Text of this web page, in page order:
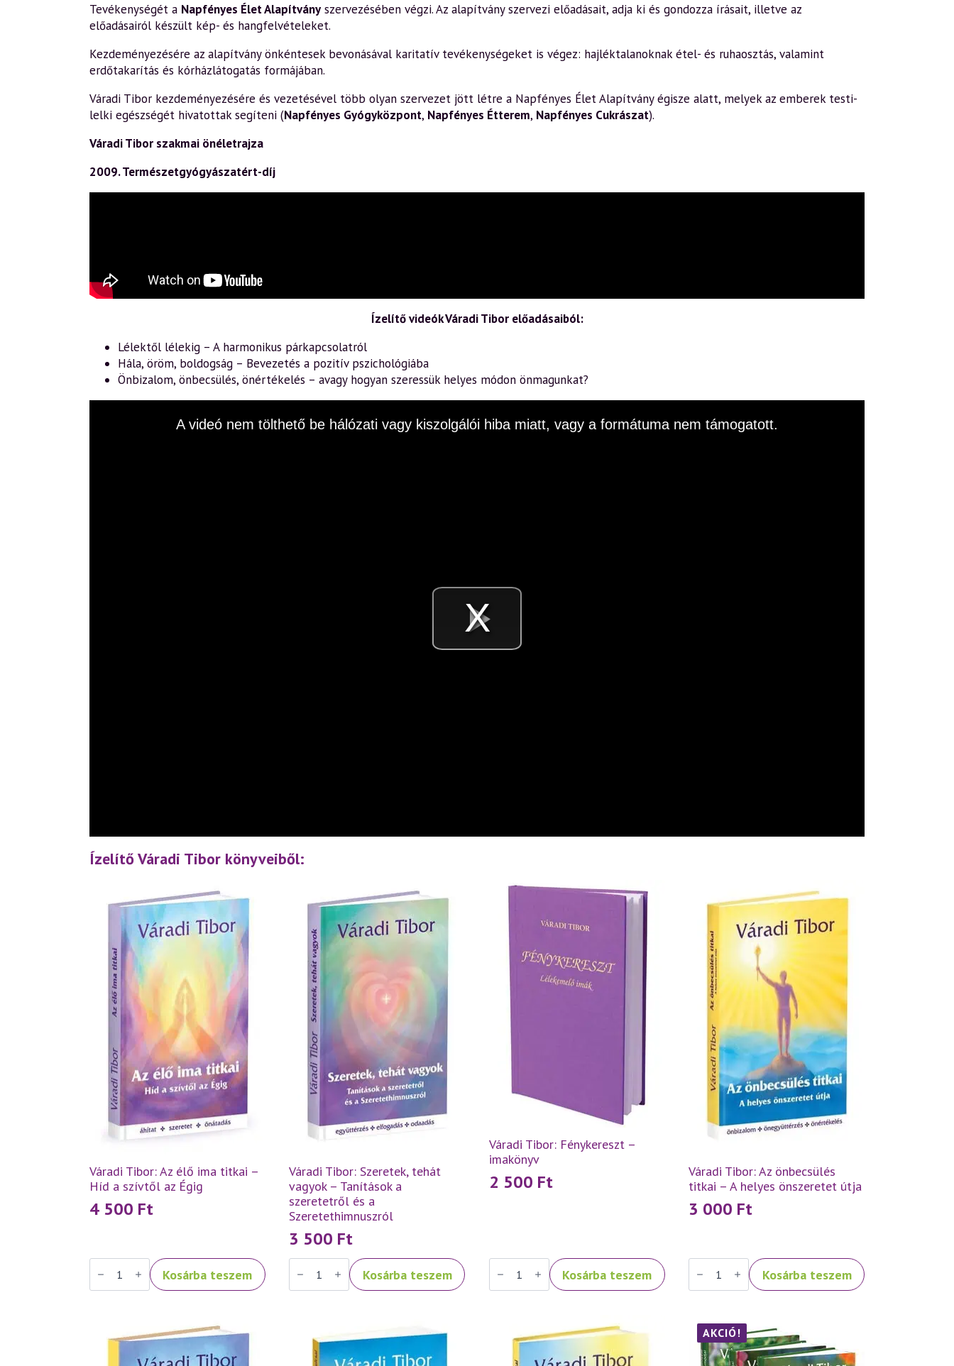
Tevékenységét a Napfényes Élet Alapítványszervezésében végzi. Az alapítvány szervezi előadásait, adja ki és gondozza írásait, illetve az
előadásairól készült kép- és hangfelvételeket.
Kezdeményezésére az alapítvány önkéntesek bevonásával karitatív tevékenységeket is végez: hajléktalanoknak étel- és ruhaosztás, valamint
erdőtakarítás és kórházlátogatás formájában.
Váradi Tibor kezdeményezésére és vezetésével több olyan szervezet jött létre a Napfényes Élet Alapítvány égisze alatt, melyek az emberek testi-
lelki egészségét hivatottak segíteni (Napfényes Gyógyközpont, Napfényes Étterem, Napfényes Cukrászat).
Váradi Tibor szakmai önéletrajza
2009. Természetgyógyászatért-díj
Ízelítő videók Váradi Tibor előadásaiból:
Lélektől lélekig – A harmonikus párkapcsolatról
Hála, öröm, boldogság – Bevezetés a pozitív pszichológiába
Önbizalom, önbecsülés, önértékelés – avagy hogyan szeressük helyes módon önmagunkat?
Videó
A videó nem tölthető be hálózati vagy kiszolgálói hiba miatt, vagy a formátuma nem támogatott.
Ízelítő Váradi Tibor könyveiből:
Váradi Tibor: Az élő ima titkai –
Híd a szívtől az Égig
4 500 Ft
Váradi
Tibor:
Az
Kosárba teszem
Váradi Tibor: Szeretek, tehát
vagyok – Tanítások a
szeretetről és a
Szeretethimnuszról
3 500 Ft
Váradi
Tibor:
Szeretek,
szeretetről
Kosárba teszem
Váradi Tibor: Fénykereszt –
imakönyv
2 500 Ft
Váradi
Tibor:
Fénykereszt
Kosárba teszem
Váradi Tibor: Az önbecsülés
titkai – A helyes önszeretet útja
3 000 Ft
Váradi
Tibor:
Az
helyes
önszeretet
Kosárba teszem
AKCIÓ!